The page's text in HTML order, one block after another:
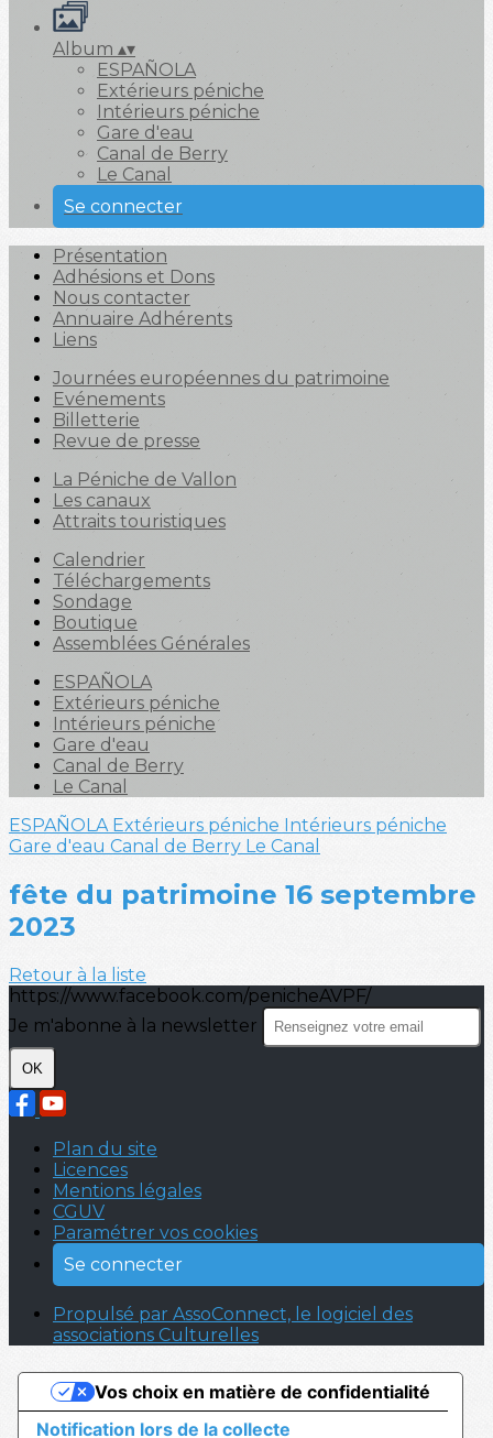
Album ▴▾
ESPAÑOLA
Extérieurs péniche
Intérieurs péniche
Gare d'eau
Canal de Berry
Le Canal
Se connecter
Présentation
Adhésions et Dons
Nous contacter
Annuaire Adhérents
Liens
Journées européennes du patrimoine
Evénements
Billetterie
Revue de presse
La Péniche de Vallon
Les canaux
Attraits touristiques
Calendrier
Téléchargements
Sondage
Boutique
Assemblées Générales
ESPAÑOLA
Extérieurs péniche
Intérieurs péniche
Gare d'eau
Canal de Berry
Le Canal
ESPAÑOLA Extérieurs péniche Intérieurs péniche
Gare d'eau Canal de Berry Le Canal
fête du patrimoine 16 septembre
2023
Retour à la liste
https://www.facebook.com/penicheAVPF/
Je m'abonne à la newsletter
OK
Plan du site
Licences
Mentions légales
CGUV
Paramétrer vos cookies
Se connecter
Propulsé par AssoConnect, le logiciel des
associations Culturelles
Notification lors de la collecte
Vos choix en matière de confidentialité